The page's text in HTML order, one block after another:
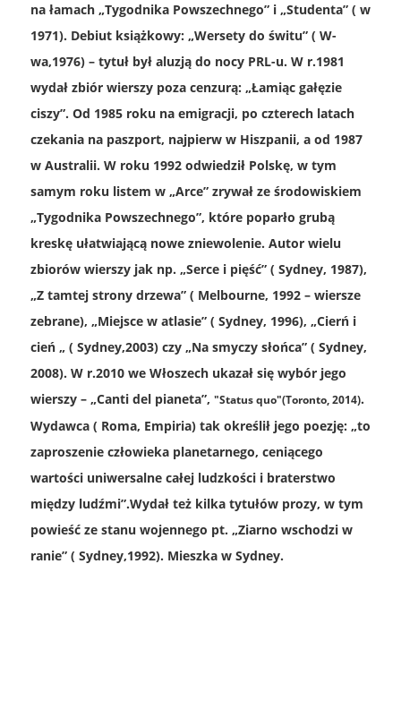
na łamach „Tygodnika Powszechnego” i „Studenta” ( w
1971). Debiut książkowy: „Wersety do świtu” ( W-
wa,1976) – tytuł był aluzją do nocy PRL-u. W r.1981
wydał zbiór wierszy poza cenzurą: „Łamiąc gałęzie
ciszy”. Od 1985 roku na emigracji, po czterech latach
czekania na paszport, najpierw w Hiszpanii, a od 1987
w Australii. W roku 1992 odwiedził Polskę, w tym
samym roku listem w „Arce” zrywał ze środowiskiem
„Tygodnika Powszechnego”, które poparło grubą
kreskę ułatwiającą nowe zniewolenie. Autor wielu
zbiorów wierszy jak np. „Serce i pięść” ( Sydney, 1987),
„Z tamtej strony drzewa” ( Melbourne, 1992 – wiersze
zebrane), „Miejsce w atlasie” ( Sydney, 1996), „Cierń i
cień „ ( Sydney,2003) czy „Na smyczy słońca” ( Sydney,
2008). W r.2010 we Włoszech ukazał się wybór jego
wierszy – „Canti del pianeta”, "Status quo"(Toronto, 2014).
Wydawca ( Roma, Empiria) tak określił jego poezję: „to
zaproszenie człowieka planetarnego, ceniącego
wartości uniwersalne całej ludzkości i braterstwo
między ludźmi”.Wydał też kilka tytułów prozy, w tym
powieść ze stanu wojennego pt. „Ziarno wschodzi w
ranie” ( Sydney,1992). Mieszka w Sydney.